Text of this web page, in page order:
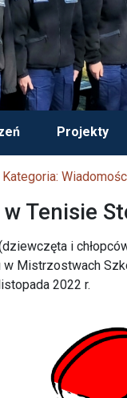
Projekty
Kategoria:
Tenisie
i
Mistrzostwach
2022 r.